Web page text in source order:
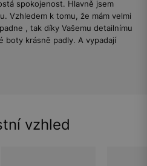
spokojenost. Hlavně jsem
Vzhledem k tomu, že mám velmi
, tak díky Vašemu detailnímu
boty krásně padly. A vypadají
vzhled